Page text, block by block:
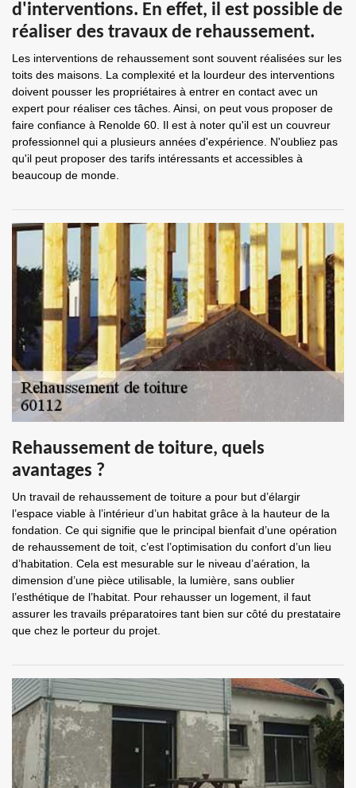
d'interventions. En effet, il est possible de
réaliser des travaux de rehaussement.
Les interventions de rehaussement sont souvent réalisées sur les
toits des maisons. La complexité et la lourdeur des interventions
doivent pousser les propriétaires à entrer en contact avec un
expert pour réaliser ces tâches. Ainsi, on peut vous proposer de
faire confiance à Renolde 60. Il est à noter qu'il est un couvreur
professionnel qui a plusieurs années d'expérience. N'oubliez pas
qu'il peut proposer des tarifs intéressants et accessibles à
beaucoup de monde.
Rehaussement de toiture, quels
avantages ?
Un travail de rehaussement de toiture a pour but d’élargir
l’espace viable à l’intérieur d’un habitat grâce à la hauteur de la
fondation. Ce qui signifie que le principal bienfait d’une opération
de rehaussement de toit, c’est l’optimisation du confort d’un lieu
d’habitation. Cela est mesurable sur le niveau d’aération, la
dimension d’une pièce utilisable, la lumière, sans oublier
l’esthétique de l’habitat. Pour rehausser un logement, il faut
assurer les travails préparatoires tant bien sur côté du prestataire
que chez le porteur du projet.